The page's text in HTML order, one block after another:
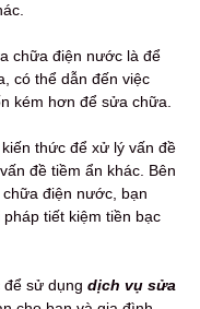
chữa điện nước là để
có thể dẫn đến việc
kém hơn để sửa chữa.
thức để xử lý vấn đề
đề tiềm ẩn khác. Bên
điện nước, bạn
tiết kiệm tiền bạc
để sử dụng dịch vụ sửa